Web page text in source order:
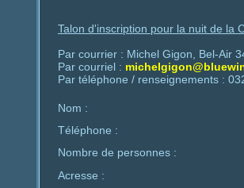
Talon d'inscription pour la nuit de la
Par courrier : Michel Gigon, Bel-Air
Par courriel :
Par téléphone / renseignements :
Nom :
Téléphone :
Nombre de personnes :
Acresse :